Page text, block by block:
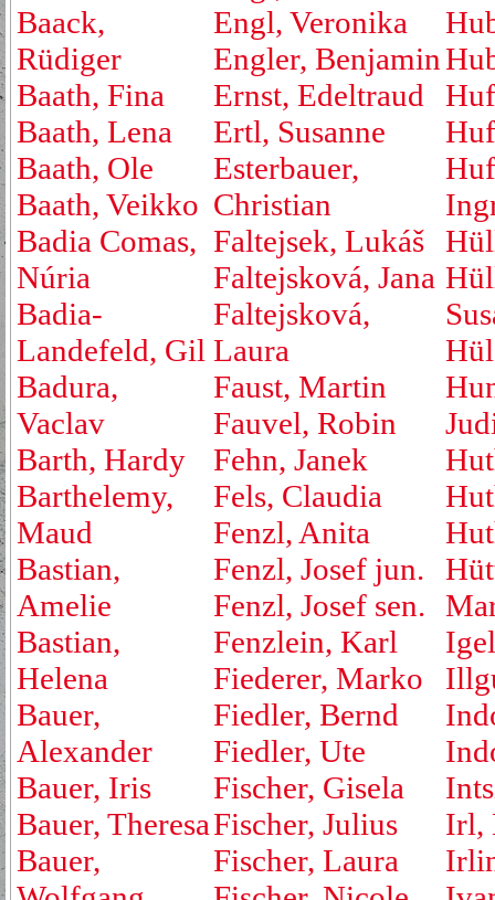
Baack,
Rüdiger
Baath, Fina
Baath, Lena
Baath, Ole
Baath, Veikko
Badia Comas,
Núria
Badia-
Landefeld, Gil
Badura,
Vaclav
Barth, Hardy
Barthelemy,
Maud
Bastian,
Amelie
Bastian,
Helena
Bauer,
Alexander
Bauer, Iris
Bauer, Theresa
Bauer,
Engl, Veronika
Engler, Benjamin
Ernst, Edeltraud
Ertl, Susanne
Esterbauer,
Christian
Faltejsek, Lukáš
Faltejsková, Jana
Faltejsková,
Laura
Faust, Martin
Fauvel, Robin
Fehn, Janek
Fels, Claudia
Fenzl, Anita
Fenzl, Josef jun.
Fenzl, Josef sen.
Fenzlein, Karl
Fiederer, Marko
Fiedler, Bernd
Fiedler, Ute
Fischer, Gisela
Fischer, Julius
Fischer, Laura
Irl,